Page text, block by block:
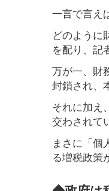
一言で言え
どのように
を配り、記
万が一、財
封鎖され、
それに加え
交わされて
まさに「個
る増税政策